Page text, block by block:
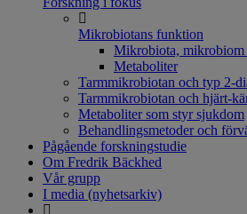
Mikrobiotans funktion
Mikrobiota, mikrobiom
Metaboliter
Tarmmikrobiotan och typ 2-
Tarmmikrobiotan och hjärt-
Metaboliter som styr sjukdom
Behandlingsmetoder och
Pågående forskningstudie
Om Fredrik Bäckhed
Vår grupp
I media (nyhetsarkiv)